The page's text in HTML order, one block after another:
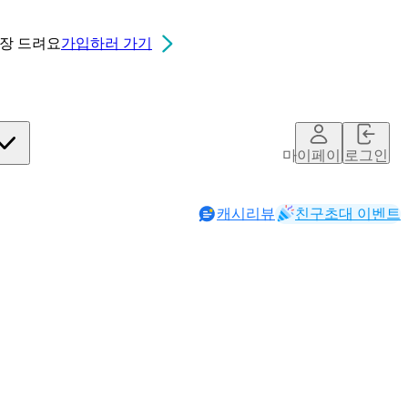
드려요가입하러 가기
마이페이지로그인
캐시리뷰 친구초대 이벤트